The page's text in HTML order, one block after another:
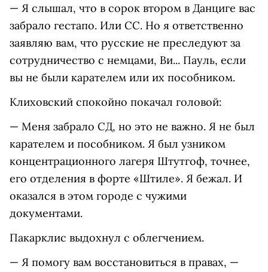
— Я слышал, что в сорок втором в Данциге вас
забрало гестапо. Или СС. Но я ответственно
заявляю вам, что русские не преследуют за
сотрудничество с немцами, Ви... Пауль, если
вы не были карателем или их пособником.
Клиховский спокойно покачал головой:
— Меня забрало СД, но это не важно. Я не был
карателем и пособником. Я был узником
концентрационного лагеря Штутгоф, точнее,
его отделения в форте «Штиле». Я бежал. И
оказался в этом городе с чужими
документами.
Пакарклис выдохнул с облегчением.
— Я помогу вам восстановиться в правах, —